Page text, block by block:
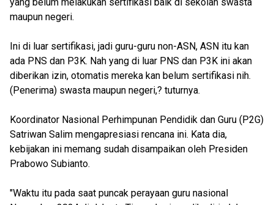
maupun negeri.
Ini di luar sertifikasi, jadi guru-guru non-ASN, ASN itu kan
ada PNS dan P3K. Nah yang di luar PNS dan P3K ini akan
diberikan izin, otomatis mereka kan belum sertifikasi nih.
(Penerima) swasta maupun negeri,? tuturnya.
Koordinator Nasional Perhimpunan Pendidik dan Guru (P2G)
Satriwan Salim mengapresiasi rencana ini. Kata dia,
kebijakan ini memang sudah disampaikan oleh Presiden
Prabowo Subianto.
"Waktu itu pada saat puncak perayaan guru nasional